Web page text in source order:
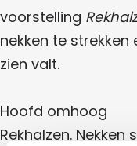
o
e
e
r
voorstelling
nekken te strekken
zien valt.
Hoofd omhoog
Rekhalzen.